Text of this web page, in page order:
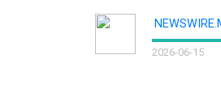
2026-06-15